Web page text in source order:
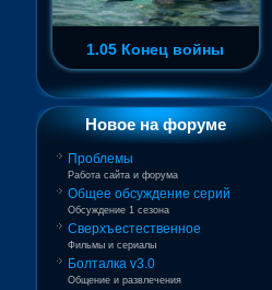
1.05 Конец войны
Новое на форуме
Проблемы
Работа сайта и форума
Общее обсуждение серий
Обсуждение 1 сезона
Сверхъестественное
Фильмы и сериалы
Болталка v3.0
Общение и развлечения